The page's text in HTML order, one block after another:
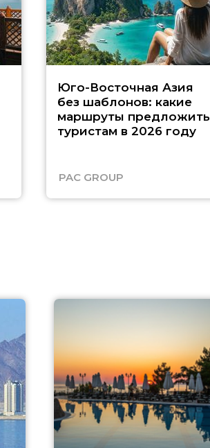
Юго-Восточная Азия
без шаблонов: какие
маршруты предложить
туристам в 2026 году
PAC GROUP